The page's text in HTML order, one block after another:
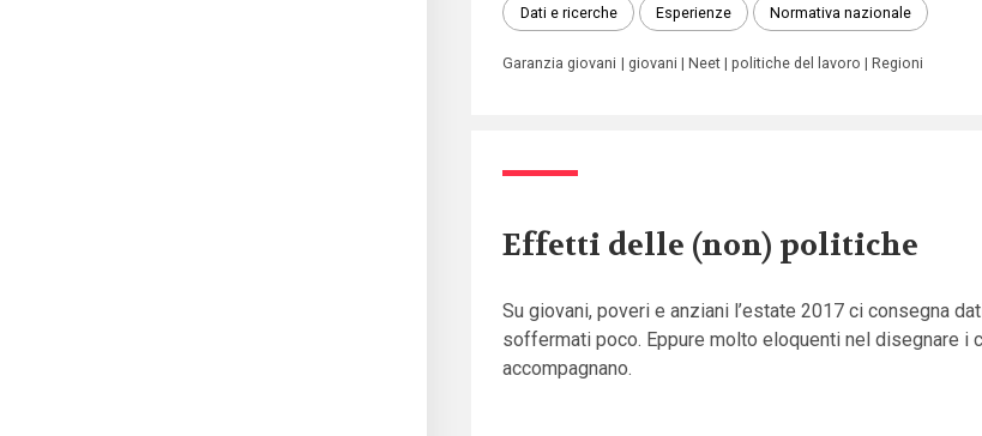
Dati e ricerche Esperienze Normativa nazionale
Garanzia giovani giovani Neet politiche del lavoro Regioni
Effetti delle (non) politiche
Su giovani, poveri e anziani l’estate 2017 ci consegna
soffermati poco. Eppure molto eloquenti nel disegnare i
accompagnano.